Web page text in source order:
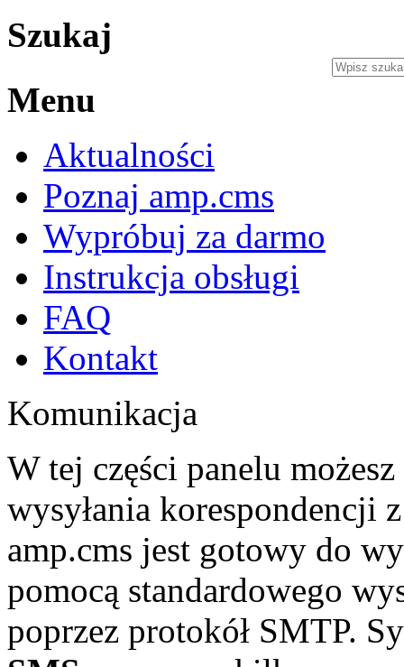
Szukaj
Menu
Aktualności
Poznaj amp.cms
Wypróbuj za darmo
Instrukcja obsługi
FAQ
Kontakt
Komunikacja
W tej części panelu
wysyłania korespondencji
amp.cms jest gotowy do
pomocą standardowego
poprzez protokół SMTP.